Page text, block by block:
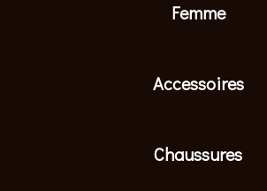
Femme
Accessoires
Chaussures